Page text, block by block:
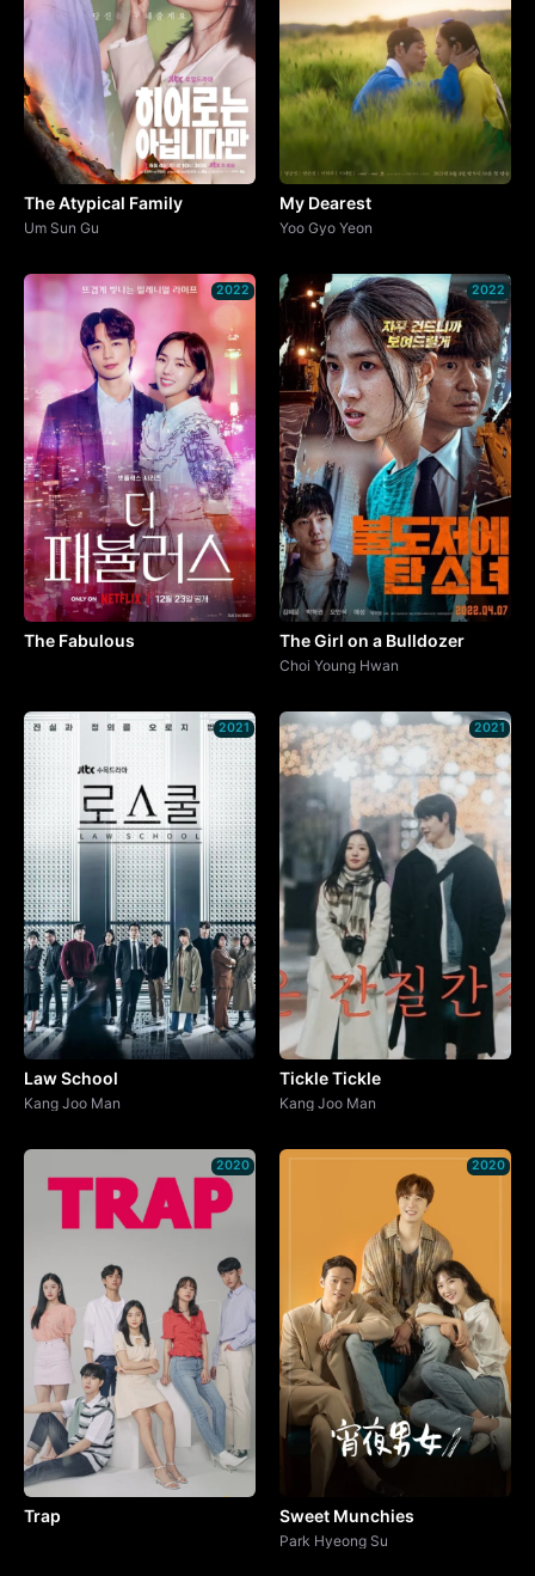
The Atypical Family
Um Sun Gu
My Dearest
Yoo Gyo Yeon
2022
The Fabulous
2022
The Girl on a Bulldozer
Choi Young Hwan
2021
Law School
Kang Joo Man
2021
Tickle Tickle
Kang Joo Man
2020
Trap
2020
Sweet Munchies
Park Hyeong Su